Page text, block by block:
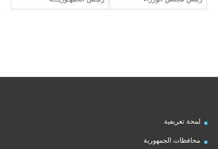
لمحة تعريفية
محافظات الجمهورية